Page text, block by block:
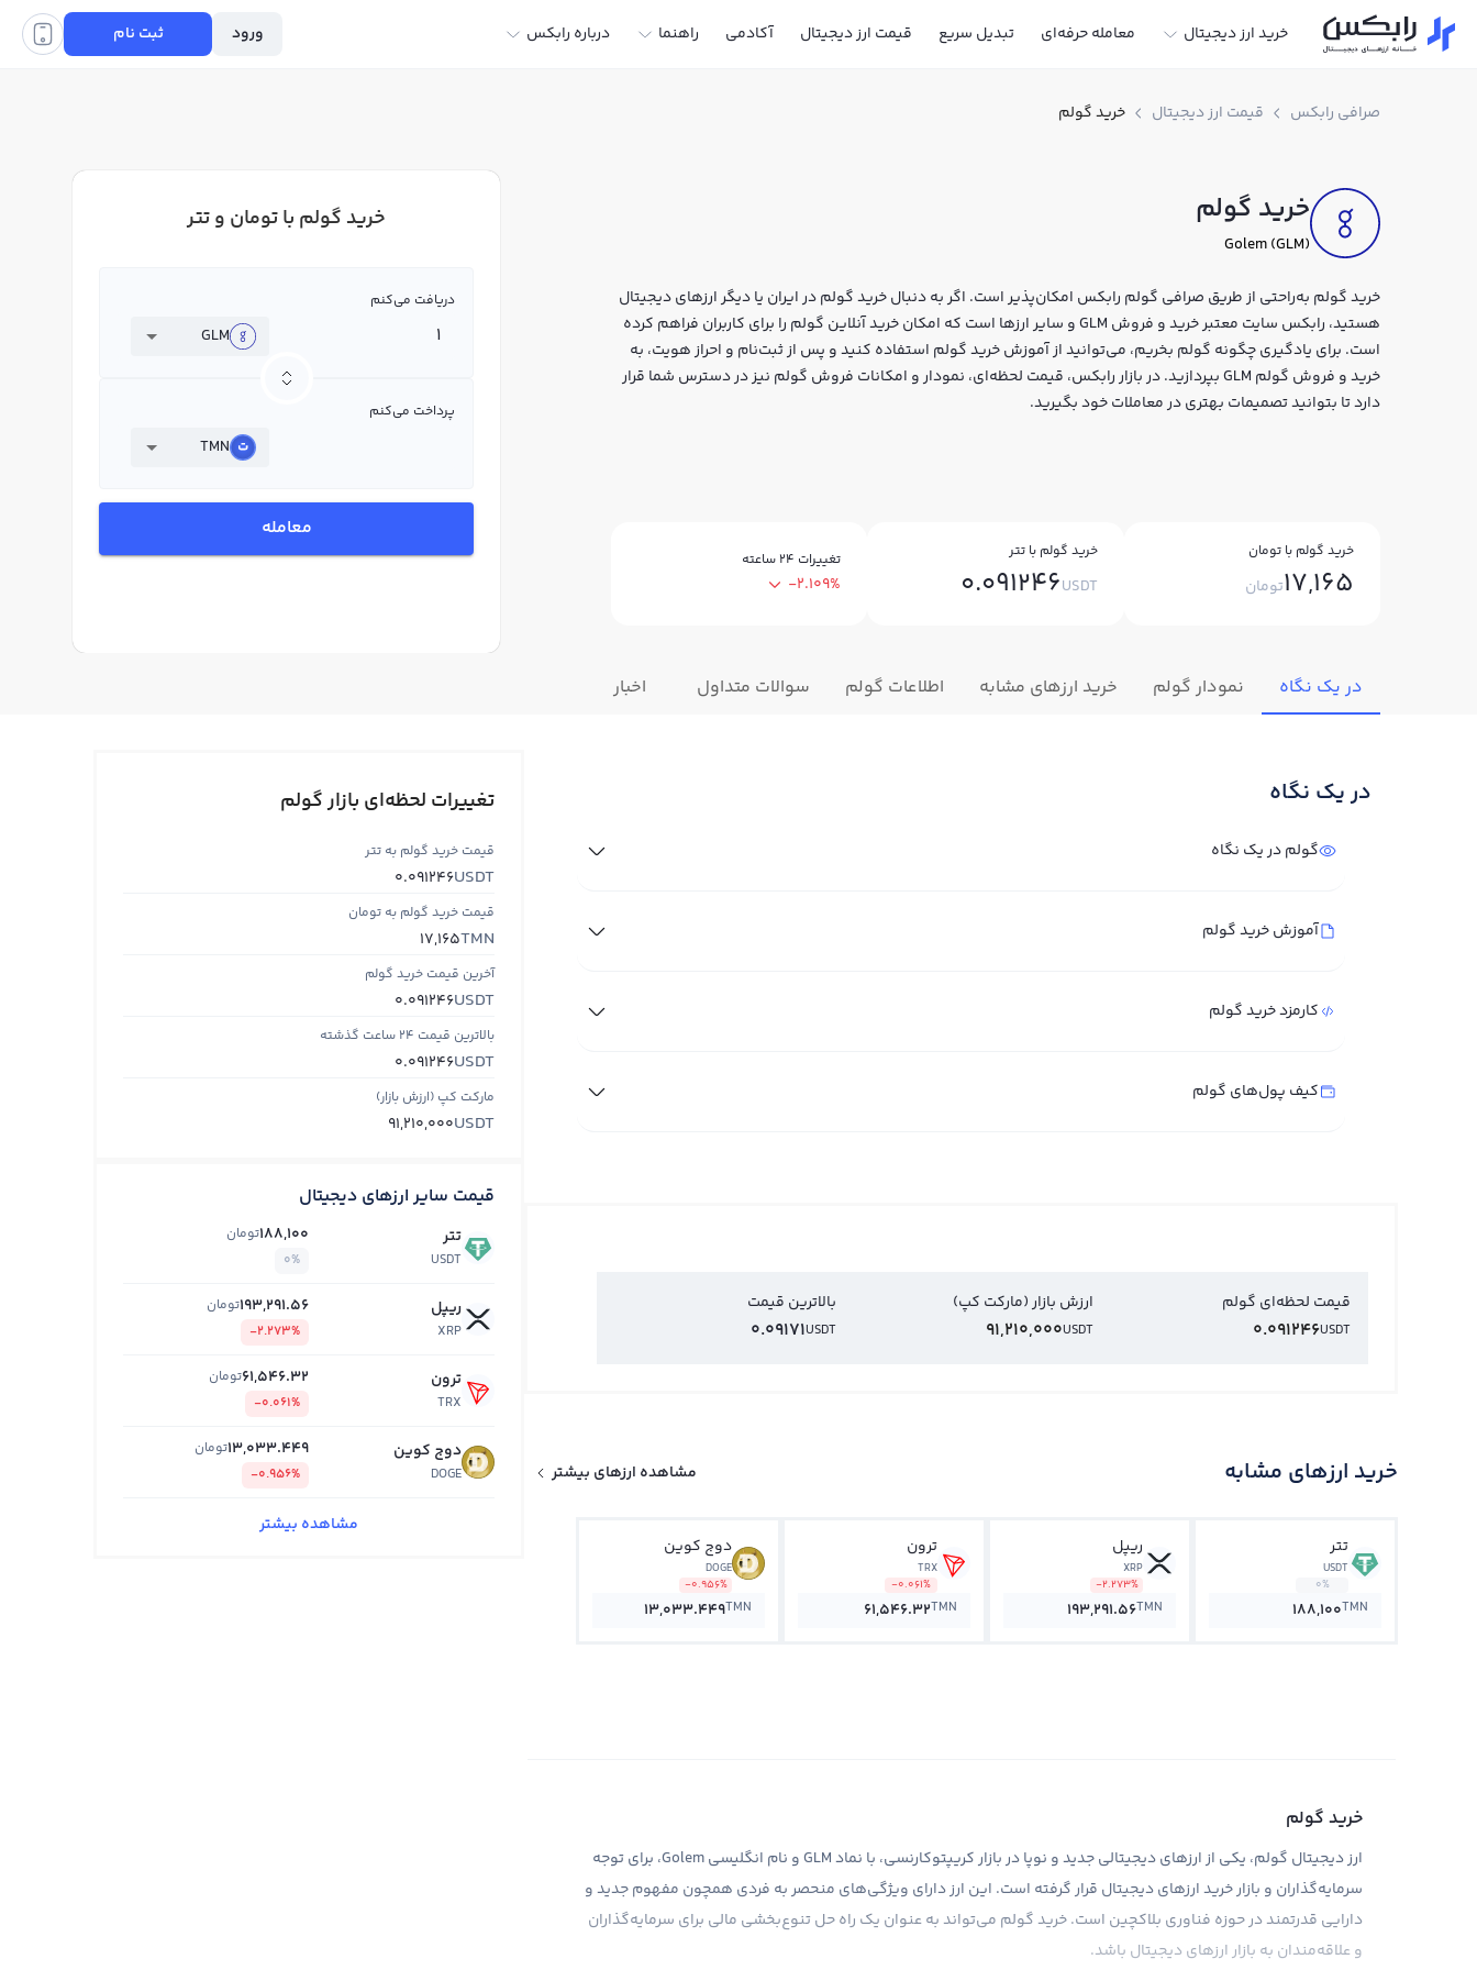
خرید ارز دیجیتال معامله حرفه‌ای تبدیل سریع قیمت ارز دیجیتال آکادمی راهنما درباره رابکس ورود ثبت نام
صرافی رابکس قیمت ارز دیجیتال خرید گولم
خرید گولم
Golem (GLM)
خرید گولم به‌راحتی از طریق صرافی گولم رابکس امکان‌پذیر است. اگر به دنبال خرید گولم در ایران یا دیگر ارزهای دیجیتال
هستید، رابکس سایت معتبر خرید و فروش GLM و سایر ارزها است که امکان خرید آنلاین گولم را برای کاربران فراهم کرده
است. برای یادگیری چگونه گولم بخریم، می‌توانید از آموزش خرید گولم استفاده کنید و پس از ثبت‌نام و احراز هویت، به
خرید و فروش گولم GLM بپردازید. در بازار رابکس، قیمت لحظه‌ای، نمودار و امکانات فروش گولم نیز در دسترس شما قرار
دارد تا بتوانید تصمیمات بهتری در معاملات خود بگیرید.
خرید گولم با تومان
17,165تومان
خرید گولم با تتر
0.091246USDT
تغییرات ۲۴ ساعته
-2.109%
خرید گولم با تومان و تتر
دریافت می‌کنم
GLM
پرداخت می‌کنم
TMN
معامله
در یک نگاه نمودار گولم خرید ارزهای مشابه اطلاعات گولم سوالات متداول اخبار
در یک نگاه
گولم در یک نگاه
آموزش خرید گولم
کارمزد خرید گولم
کیف پول‌های گولم
قیمت لحظه‌ای گولم
USDT
0.091246
ارزش بازار (مارکت کپ)
USDT
91,210,000
بالاترین قیمت
USDT
0.09171
خرید ارزهای مشابه مشاهده ارزهای بیشتر
تتر
USDT
0%
188,100TMN
ریپل
XRP
-2.273%
193,291.56TMN
ترون
TRX
-0.061%
61,546.32TMN
دوج کوین
DOGE
-0.956%
13,033.449TMN
خرید گولم
ارز دیجیتال گولم، یکی از ارزهای دیجیتالی جدید و نوپا در بازار کریپتوکارنسی، با نماد GLM و نام انگلیسی Golem، برای توجه
سرمایه‌گذاران و بازار خرید ارزهای دیجیتال قرار گرفته است. این ارز دارای ویژگی‌های منحصر به فردی همچون مفهوم جدید و
دارایی قدرتمند در حوزه فناوری بلاکچین است. خرید گولم می‌تواند به عنوان یک راه حل تنوع‌بخشی مالی برای سرمایه‌گذاران
و علاقه‌مندان به بازار ارزهای دیجیتال باشد.
تغییرات لحظه‌ای بازار گولم
قیمت خرید گولم به تتر
USDT
0.091246
قیمت خرید گولم به تومان
TMN
17,165
آخرین قیمت خرید گولم
USDT
0.091246
بالاترین قیمت ۲۴ ساعت گذشته
USDT
0.091246
مارکت کپ (ارزش بازار)
USDT
91,210,000
قیمت سایر ارزهای دیجیتال
تتر
USDT
188,100تومان
0%
ریپل
XRP
193,291.56تومان
-2.273%
ترون
TRX
61,546.32تومان
-0.061%
دوج کوین
DOGE
13,033.449تومان
-0.956%
مشاهده بیشتر